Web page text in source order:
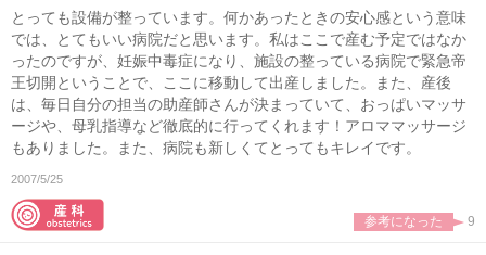
とっても設備が整っています。何かあったときの安心感という意味
では、とてもいい病院だと思います。私はここで産む予定ではなか
ったのですが、妊娠中毒症になり、施設の整っている病院で緊急帝
王切開ということで、ここに移動して出産しました。また、産後
は、毎日自分の担当の助産師さんが決まっていて、おっぱいマッサ
ージや、母乳指導など徹底的に行ってくれます！アロママッサージ
もありました。また、病院も新しくてとってもキレイです。
2007/5/25
参考になった 9